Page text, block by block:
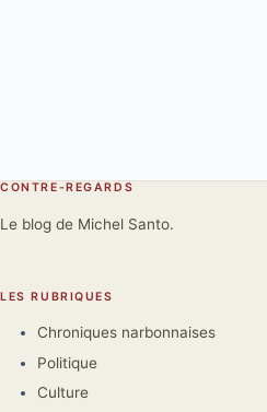
CONTRE-REGARDS
Le blog de Michel Santo.
LES RUBRIQUES
Chroniques narbonnaises
Politique
Culture